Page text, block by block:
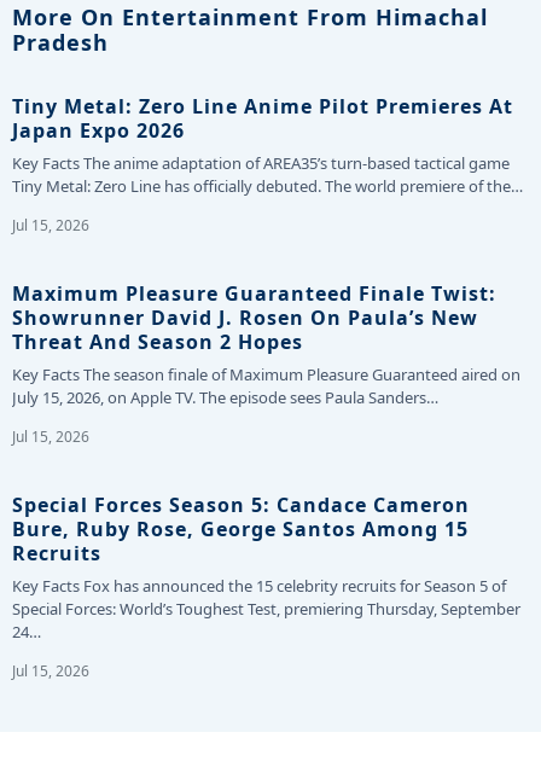
More On Entertainment From Himachal
Pradesh
Tiny Metal: Zero Line Anime Pilot Premieres At
Japan Expo 2026
Key Facts The anime adaptation of AREA35’s turn-based tactical game
Tiny Metal: Zero Line has officially debuted. The world premiere of the…
Jul 15, 2026
Maximum Pleasure Guaranteed Finale Twist:
Showrunner David J. Rosen On Paula’s New
Threat And Season 2 Hopes
Key Facts The season finale of Maximum Pleasure Guaranteed aired on
July 15, 2026, on Apple TV. The episode sees Paula Sanders…
Jul 15, 2026
Special Forces Season 5: Candace Cameron
Bure, Ruby Rose, George Santos Among 15
Recruits
Key Facts Fox has announced the 15 celebrity recruits for Season 5 of
Special Forces: World’s Toughest Test, premiering Thursday, September
24…
Jul 15, 2026